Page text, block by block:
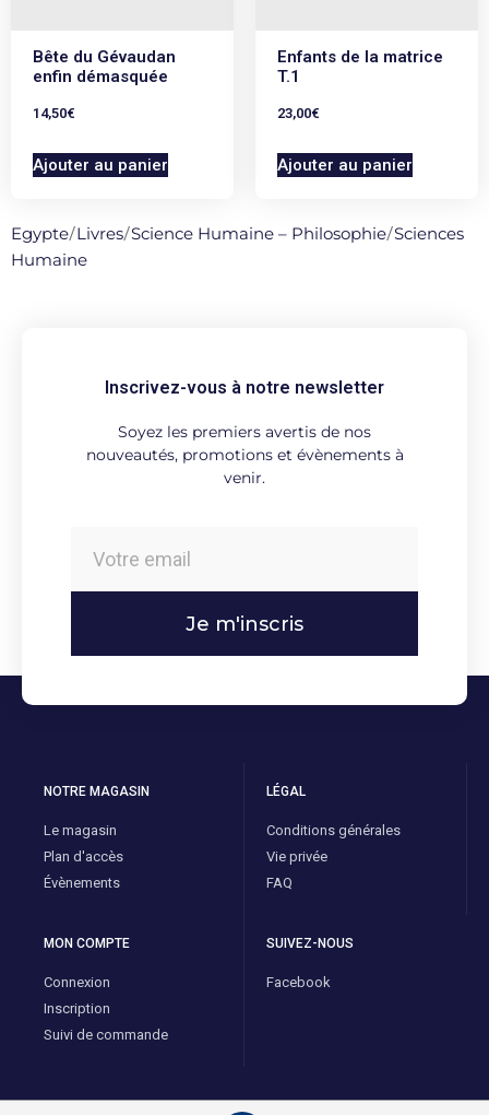
Bête du Gévaudan
enfin démasquée
14,50€
Ajouter au panier
Enfants de la matrice
T.1
23,00€
Ajouter au panier
Egypte/Livres/Science Humaine – Philosophie/Sciences
Humaine
Inscrivez-vous à notre newsletter
Soyez les premiers avertis de nos
nouveautés, promotions et évènements à
venir.
Je m'inscris
NOTRE MAGASIN
Le magasin
Plan d'accès
Évènements
LÉGAL
Conditions générales
Vie privée
FAQ
MON COMPTE
Connexion
Inscription
Suivi de commande
SUIVEZ-NOUS
Facebook